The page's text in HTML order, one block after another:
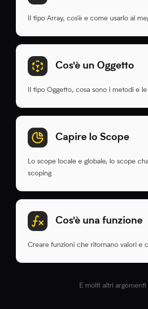
Il tipo Array, cos'è e come usarlo al
Il tipo Oggetto, cosa sono i metodi e
Cos'è un Oggetto
Lo scope locale e globale, lo scope
scoping
Capire lo Scope
Creare funzioni che ritornano valori e
Cos'è una funzione
E molti altri argomenti